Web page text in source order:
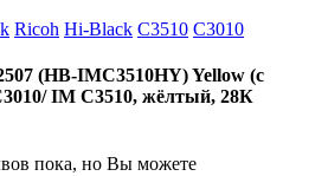
Ricoh Hi-Black C3510 C3010
(HB-IMC3510HY) Yellow (с
IM C3510, жёлтый, 28К
пока, но Вы можете